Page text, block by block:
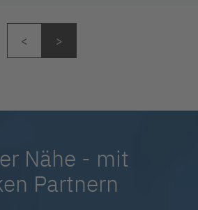
Nähe - mit
Partnern